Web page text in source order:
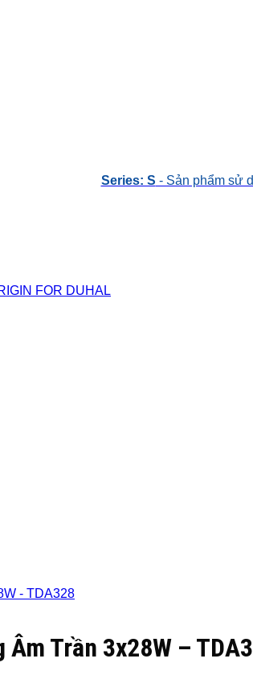
Series: S - Sản phẩm sử
FOR DUHAL
Trần 3x28W –